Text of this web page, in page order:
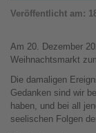
Veröffentlicht am:
Am 20. Dezember
Weihnachtsmarkt
Die damaligen
Gedanken sind wir
haben, und bei all
seelischen Folgen